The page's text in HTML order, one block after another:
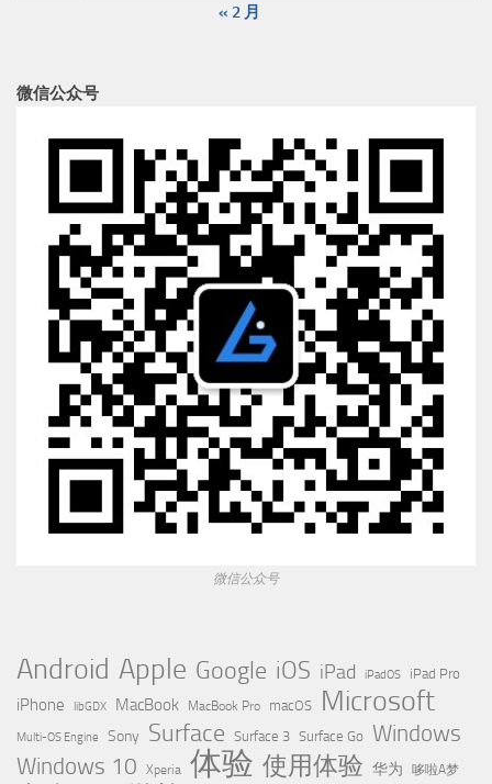
« 2 月
微信公众号
微信公众号
Android Apple Google iOS iPad iPadOS iPad Pro
iPhone libGDX MacBook MacBook Pro macOS Microsoft
Multi-OS Engine Sony Surface Surface 3 Surface Go Windows
Windows 10 Xperia 体验 使用体验 华为 哆啦A梦